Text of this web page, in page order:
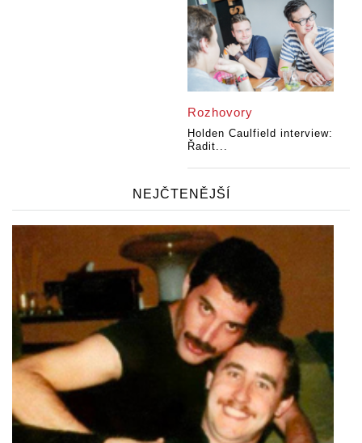
Rozhovory
Holden Caulfield interview:
Řadit...
NEJČTENĚJŠÍ